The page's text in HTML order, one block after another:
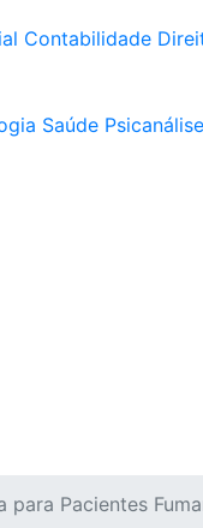
Contabilidade
Saúde Psicanálise
para Pacientes